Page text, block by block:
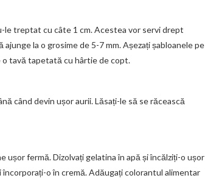
le treptat cu câte 1 cm. Acestea vor servi drept
la o grosime de 5-7 mm. Așezați șabloanele pe
o tavă tapetată cu hârtie de copt.
când devin ușor aurii. Lăsați-le să se răcească
fermă. Dizolvați gelatina în apă și încălziți-o ușor
o în cremă. Adăugați colorantul alimentar